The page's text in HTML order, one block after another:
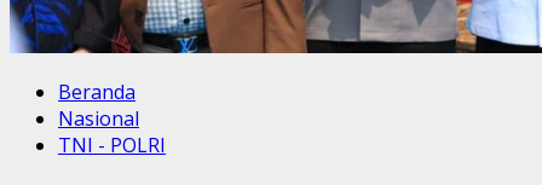
Beranda
Nasional
TNI - POLRI